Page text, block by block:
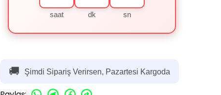
saat dk sn
🚚 Şimdi Sipariş Verirsen, Pazartesi Kargoda